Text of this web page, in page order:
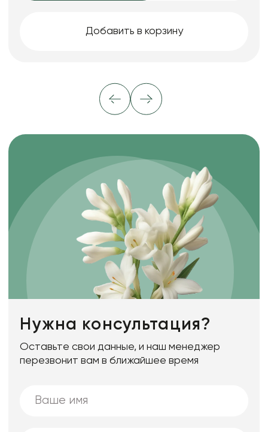
Добавить в корзину
Нужна консультация?
Оставьте свои данные, и наш менеджер
перезвонит вам в ближайшее время